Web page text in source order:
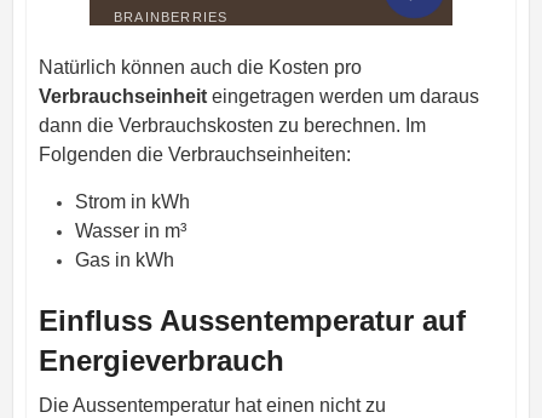
Natürlich können auch die Kosten pro
Verbrauchseinheiteingetragen werden um daraus
dann die Verbrauchskosten zu berechnen. Im
Folgenden die Verbrauchseinheiten:
Strom in kWh
Wasser in m³
Gas in kWh
Einfluss Aussentemperatur auf
Energieverbrauch
Die Aussentemperatur hat einen nicht zu